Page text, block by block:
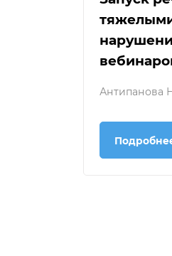
Антипанова